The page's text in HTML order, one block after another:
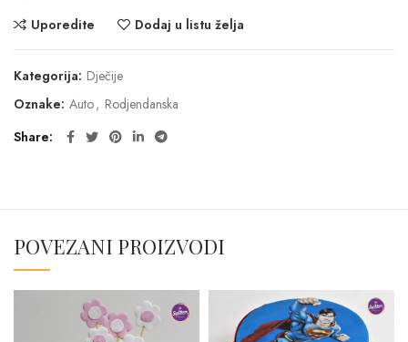
Uporedite Dodaj u listu želja
Kategorija: Dječije
Oznake: Auto, Rodjendanska
Share
POVEZANI PROIZVODI